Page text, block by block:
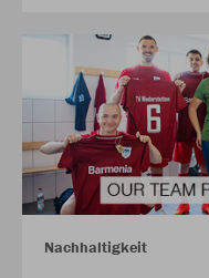
Nachhaltigkeit